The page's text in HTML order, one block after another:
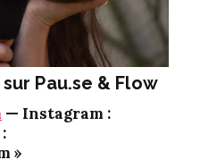
Pau.se & Flow
— Instagram :
»